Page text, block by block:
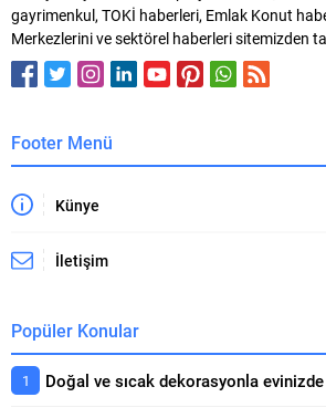
gayrimenkul, TOKİ haberleri, Emlak Konut
Merkezlerini ve sektörel haberleri sitemizden
Footer Menü
Künye
İletişim
Popüler Konular
Doğal ve sıcak dekorasyonla